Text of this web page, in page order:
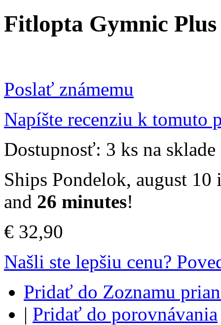
Fitlopta Gymnic Plus
Poslať známemu
Napíšte recenziu k tomuto
Dostupnosť: 3 ks na sklade
Ships Pondelok, august
and 26 minutes!
€ 32,90
Našli ste lepšiu cenu?
Pridať do Zoznamu
| Pridať do porovnávania